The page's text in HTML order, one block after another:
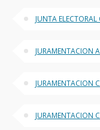
JUNTA ELECTORAL
JURAMENTACION
JURAMENTACION
JURAMENTACION